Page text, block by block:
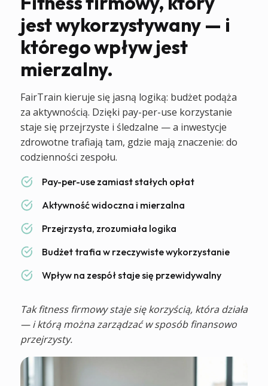
jest wykorzystywany — i
którego wpływ jest
mierzalny.
FairTrain kieruje się jasną logiką: budżet podąża
za aktywnością. Dzięki pay-per-use korzystanie
staje się przejrzyste i śledzalne — a inwestycje
zdrowotne trafiają tam, gdzie mają znaczenie: do
codzienności zespołu.
Pay-per-use zamiast stałych opłat
Aktywność widoczna i mierzalna
Przejrzysta, zrozumiała logika
Budżet trafia w rzeczywiste wykorzystanie
Wpływ na zespół staje się przewidywalny
Tak fitness firmowy staje się korzyścią, która działa
— i którą można zarządzać w sposób finansowo
przejrzysty.